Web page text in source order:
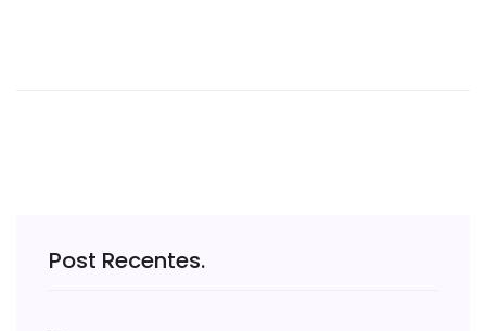
Post Recentes.